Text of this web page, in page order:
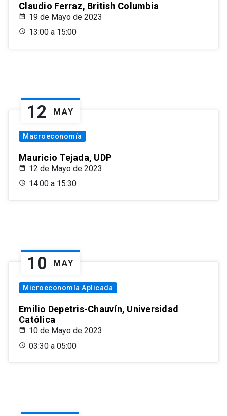
Claudio Ferraz, British Columbia
19 de Mayo de 2023
13:00 a 15:00
12 MAY
Macroeconomía
Mauricio Tejada, UDP
12 de Mayo de 2023
14:00 a 15:30
10 MAY
Microeconomía Aplicada
Emilio Depetris-Chauvín, Universidad
Católica
10 de Mayo de 2023
03:30 a 05:00